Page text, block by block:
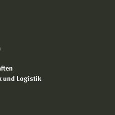
und Logistik